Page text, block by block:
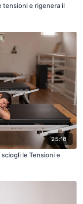
tensioni e rigenera il
25:18
le Tensioni e